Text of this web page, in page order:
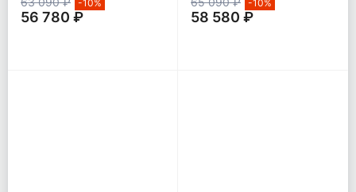
-10%
56 780 ₽
-10%
58 580 ₽